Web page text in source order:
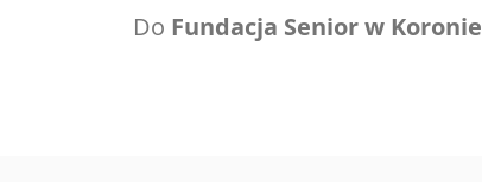
Do Fundacja Senior w Koronie